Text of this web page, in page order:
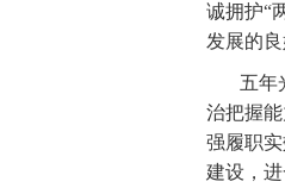
“庆祝中华
美丽中国
新春走基层
诚拥护“
发展的良
五年
治把握
强履职
建设，